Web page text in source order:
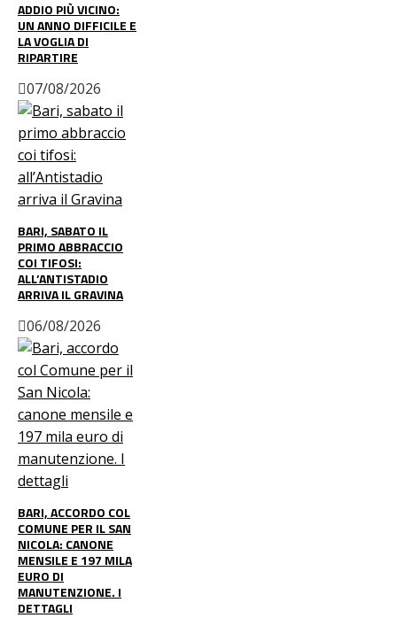
ADDIO PIÙ VICINO:
UN ANNO DIFFICILE E
LA VOGLIA DI
RIPARTIRE
07/08/2026
BARI, SABATO IL
PRIMO ABBRACCIO
COI TIFOSI:
ALL’ANTISTADIO
ARRIVA IL GRAVINA
06/08/2026
BARI, ACCORDO COL
COMUNE PER IL SAN
NICOLA: CANONE
MENSILE E 197 MILA
EURO DI
MANUTENZIONE. I
DETTAGLI